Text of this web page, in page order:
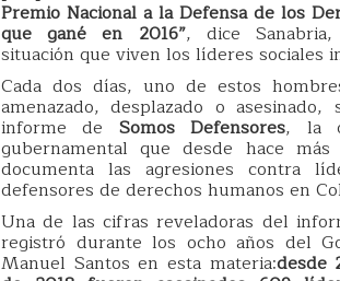
Premio Nacional a la Defensa de los
que gané en 2016”, dice
situación que viven los líderes sociales
Cada dos días, uno de estos
amenazado, desplazado o
informe de Somos Defensores, la
gubernamental que desde hace
documenta las agresiones contra
defensores de derechos humanos en
Una de las cifras reveladoras del
registró durante los ocho años del
Manuel Santos en esta materia:desde